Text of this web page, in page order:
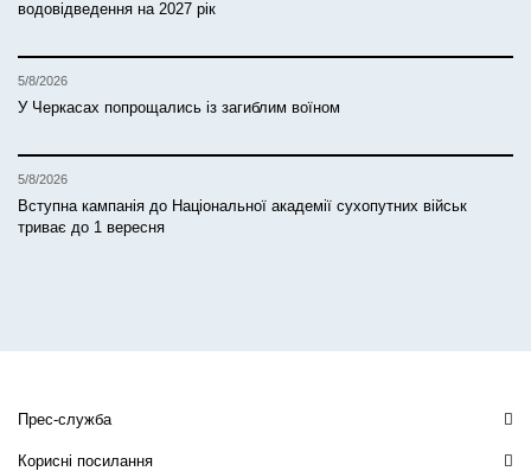
водовідведення на 2027 рік
5/8/2026
У Черкасах попрощались із загиблим воїном
5/8/2026
Вступна кампанія до Національної академії сухопутних військ
триває до 1 вересня
Прес-служба
Корисні посилання